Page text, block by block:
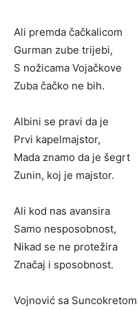
Ali premda čačkalicom
Gurman zube trijebi,
S nožicama Vojačkove
Zuba čačko ne bih.
Albini se pravi da je
Prvi kapelmajstor,
Mada znamo da je šegrt
Zunin, koj je majstor.
Ali kod nas avansira
Samo nesposobnost,
Nikad se ne protežira
Značaj i sposobnost.
Vojnović sa Suncokretom